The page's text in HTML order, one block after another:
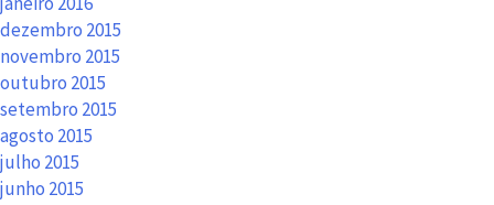
dezembro 2015
novembro 2015
outubro 2015
setembro 2015
agosto 2015
julho 2015
junho 2015